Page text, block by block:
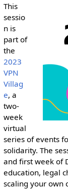
This
sessio
n is
part of
the
2023
VPN
Villag
e, a
two-
week
virtual
series of events
solidarity. The
and first week of
education, legal
scaling your own